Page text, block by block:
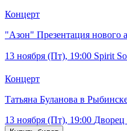
Концерт
"Азон" Презентация нового
13 ноября (Пт), 19:00 Spirit
Концерт
Татьяна Буланова в
13 ноября (Пт), 19:00 Дворец